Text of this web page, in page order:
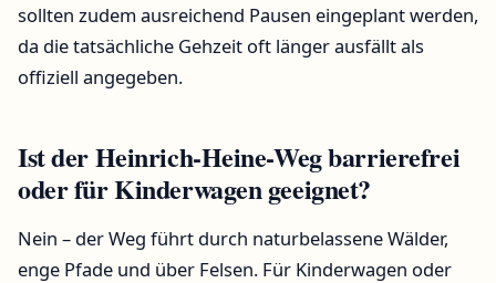
sollten zudem ausreichend Pausen eingeplant werden,
da die tatsächliche Gehzeit oft länger ausfällt als
offiziell angegeben.
Ist der Heinrich-Heine-Weg barrierefrei
oder für Kinderwagen geeignet?
Nein – der Weg führt durch naturbelassene Wälder,
enge Pfade und über Felsen. Für Kinderwagen oder